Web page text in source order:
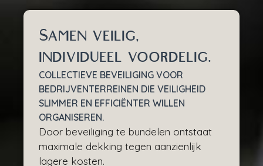
Samen veilig,
individueel voordelig.
COLLECTIEVE BEVEILIGING VOOR
BEDRIJVENTERREINEN DIE VEILIGHEID
SLIMMER EN EFFICIËNTER WILLEN
ORGANISEREN.
Door beveiliging te bundelen ontstaat
maximale dekking tegen aanzienlijk
lagere kosten.